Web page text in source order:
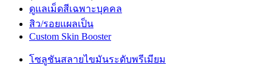
ดูแลเม็ดสีเฉพาะบุคคล
สิว/รอยแผลเป็น
Custom Skin Booster
โซลูชันสลายไขมันระดับพรีเมียม